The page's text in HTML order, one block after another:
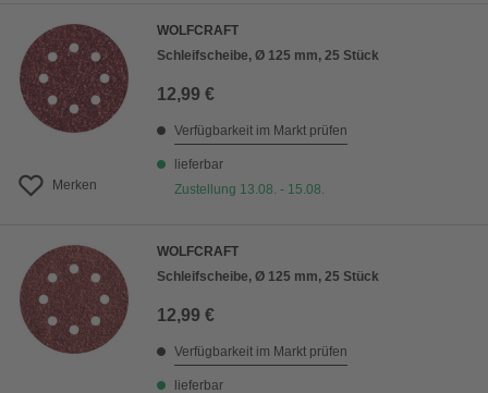
Merken
WOLFCRAFT
Schleifscheibe, Ø 125 mm, 25 Stück
12,99 €
Verfügbarkeit im Markt prüfen
lieferbar
Zustellung 13.08. - 15.08.
WOLFCRAFT
Schleifscheibe, Ø 125 mm, 25 Stück
12,99 €
Verfügbarkeit im Markt prüfen
lieferbar